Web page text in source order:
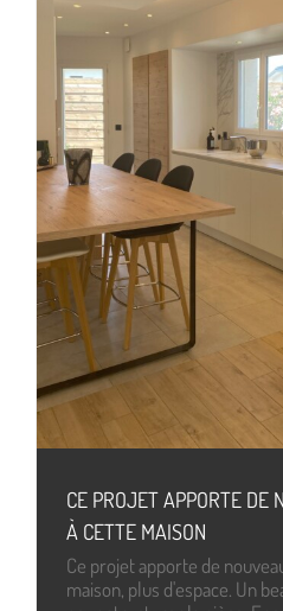
CE PROJET APPORTE DE
À CETTE MAISON
Ce projet apporte de
maison, plus d'espace. Un